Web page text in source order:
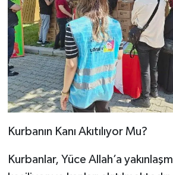
Kurbanın Kanı Akıtılıyor Mu?
Kurbanlar, Yüce Allah’a